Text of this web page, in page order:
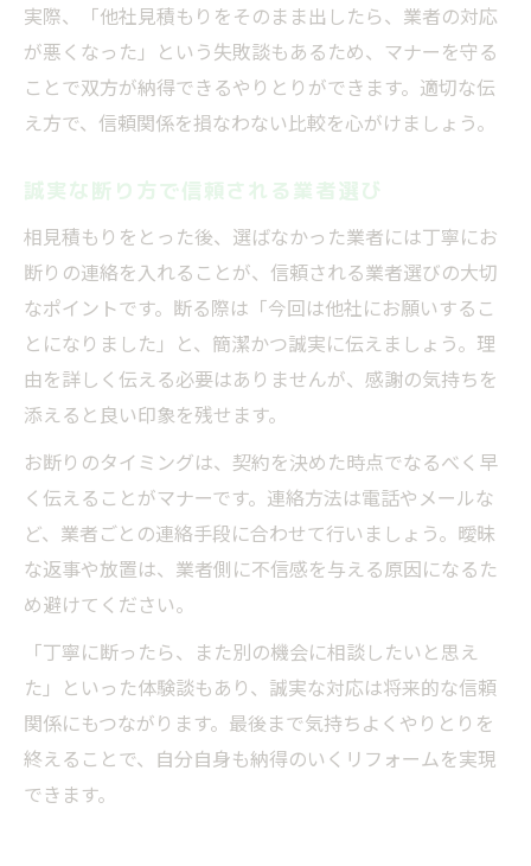
実際、「他社見積もりをそのまま出したら、業者の対応
が悪くなった」という失敗談もあるため、マナーを守る
ことで双方が納得できるやりとりができます。適切な伝
え方で、信頼関係を損なわない比較を心がけましょう。
誠実な断り方で信頼される業者選び
相見積もりをとった後、選ばなかった業者には丁寧にお
断りの連絡を入れることが、信頼される業者選びの大切
なポイントです。断る際は「今回は他社にお願いするこ
とになりました」と、簡潔かつ誠実に伝えましょう。理
由を詳しく伝える必要はありませんが、感謝の気持ちを
添えると良い印象を残せます。
お断りのタイミングは、契約を決めた時点でなるべく早
く伝えることがマナーです。連絡方法は電話やメールな
ど、業者ごとの連絡手段に合わせて行いましょう。曖昧
な返事や放置は、業者側に不信感を与える原因になるた
め避けてください。
「丁寧に断ったら、また別の機会に相談したいと思え
た」といった体験談もあり、誠実な対応は将来的な信頼
関係にもつながります。最後まで気持ちよくやりとりを
終えることで、自分自身も納得のいくリフォームを実現
できます。